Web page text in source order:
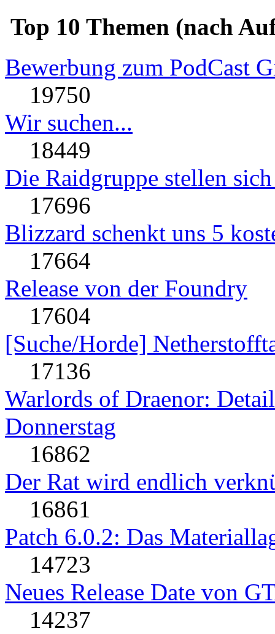
Top 10 Themen (nach
Bewerbung zum PodCast
19750
Wir suchen...
18449
Die Raidgruppe stellen
17696
Blizzard schenkt uns 5
17664
Release von der Foundry
17604
[Suche/Horde]
17136
Warlords of Draenor:
Donnerstag
16862
Der Rat wird endlich
16861
Patch 6.0.2: Das
14723
Neues Release Date von
14237